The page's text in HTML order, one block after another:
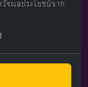
งผลประโยชน์จาก